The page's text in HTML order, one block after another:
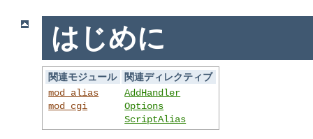
はじめに
関連モジュール
関連ディレクティブ
mod_alias
mod_cgi
AddHandler
Options
ScriptAlias